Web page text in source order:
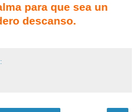
para que sea un
descanso.